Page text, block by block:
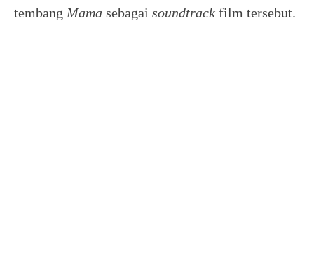
tembang Mama sebagai soundtrack film tersebut.